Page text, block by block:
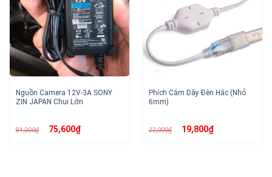
Nguồn Camera 12V-3A SONY
ZIN JAPAN Chui Lớn
84,000₫ Giá
gốc75,600₫Giá
Phích Cắm Dây Đèn Hắc (Nhỏ
6mm)
22,000₫ Giá
gốc19,800₫Giá